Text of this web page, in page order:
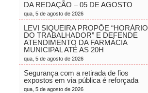
DA REDAÇÃO – 05 DE AGOSTO
qua, 5 de agosto de 2026
LEVI SIQUEIRA PROPÕE “HORÁRIO
DO TRABALHADOR” E DEFENDE
ATENDIMENTO DA FARMÁCIA
MUNICIPAL ATÉ AS 20H
qua, 5 de agosto de 2026
Segurança com a retirada de fios
expostos em via pública é reforçada
qua, 5 de agosto de 2026